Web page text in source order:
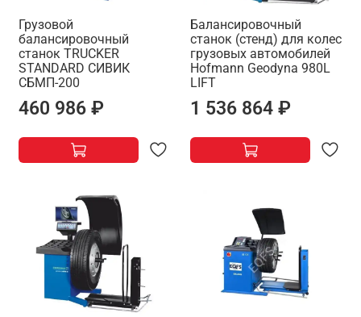
Грузовой
балансировочный
станок TRUCKER
STANDARD СИВИК
СБМП-200
460 986 ₽
Балансировочный
станок (стенд) для колес
грузовых автомобилей
Hofmann Geodyna 980L
LIFT
1 536 864 ₽